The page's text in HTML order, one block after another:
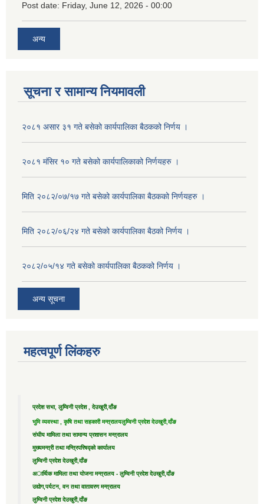
Post date: Friday, June 12, 2026 - 00:00
अन्य
सूचना र सामान्य नियमावली
२०८१ असार ३१ गते बसेको कार्यपालिका बैठकको निर्णय ।
२०८१ मंसिर १० गते बसेको कार्यपालिकाको निर्णयहरु ।
मिति २०८२/०७/१७ गते बसेको कार्यपालिका बैठकको निर्णयहरु ।
मिति २०८२/०६/२४ गते बसेको कार्यपालिका बैठको निर्णय ।
२०८२/०५/१४ गते बसेको कार्यपालिका बैठकको निर्णय ।
अन्य सूचना
महत्वपूर्ण लिंकहरु
प्रदेश सभा, लुम्विनी प्रदेश , देउखुरी,दाँङ
भुमि व्यवस्था , कृषि तथा सहकारी मन्त्रालयलुम्विनी प्रदेश देउखुरी,दाँङ
संघीय मामिला तथा सामान्य प्रशासन मन्त्रालय
मुख्यमन्त्री तथा मन्त्रिपरिषद्को कार्यालय
लुम्विनी प्रदेश देउखुरी,दाँङ
अार्थिक मामिला तथा योजना मन्त्रालय - लुम्विनी प्रदेश देउखुरी,दाँङ
उद्याेग,पर्यटन, वन तथा वातावरण मन्त्रालय
लुम्विनी प्रदेश देउखुरी,दाँङ